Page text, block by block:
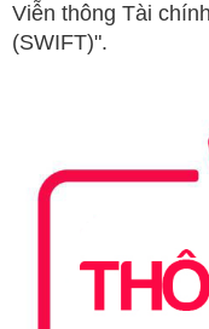
Viễn thông Tài
(SWIFT)".